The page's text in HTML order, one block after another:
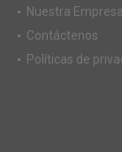
Nuestra Empresa
Contáctenos
Políticas de